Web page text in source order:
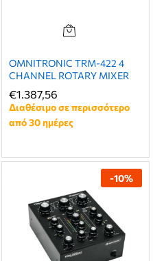
OMNITRONIC TRM-422 4
CHANNEL ROTARY MIXER
€1.387,56
Διαθέσιμο σε περισσότερο
από 30 ημέρες
-10%